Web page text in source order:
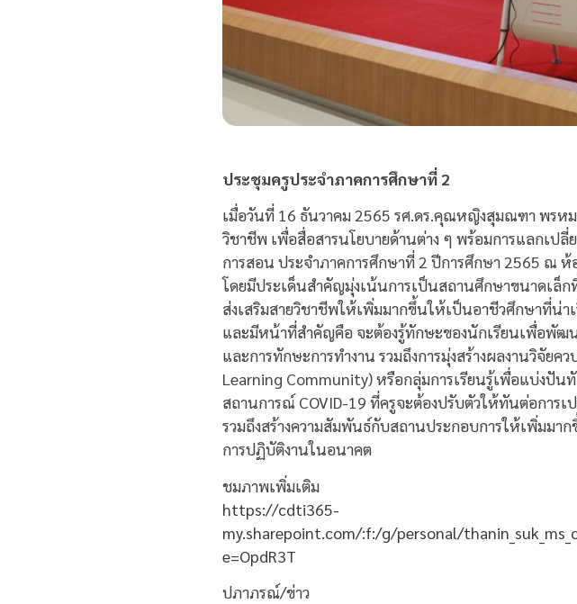
ประชุมครูประจำภาคการศึกษาที่ 2
เมื่อวันที่ 16 ธันวาคม 2565 รศ.ดร.คุณหญิงสุมณฑา พรห
วิชาชีพ เพื่อสื่อสารนโยบายด้านต่าง ๆ พร้อมการแลกเปลี่
การสอน ประจำภาคการศึกษาที่ 2 ปีการศึกษา 2565 ณ
โดยมีประเด็นสำคัญมุ่งเน้นการเป็นสถานศึกษาขนาดเล็
ส่งเสริมสายวิชาชีพให้เพิ่มมากขึ้นให้เป็นอาชีวศึกษาที่น่า
และมีหน้าที่สำคัญคือ จะต้องรู้ทักษะของนักเรียนเพื่อพัฒ
และการทักษะการทำงาน รวมถึงการมุ่งสร้างผลงานวิจัย
Learning Community) หรือกลุ่มการเรียนรู้เพื่อแบ่งปัน
สถานการณ์ COVID-19 ที่ครูจะต้องปรับตัวให้ทันต่อการ
รวมถึงสร้างความสัมพันธ์กับสถานประกอบการให้เพิ่มม
การปฏิบัติงานในอนาคต
ชมภาพเพิ่มเติม
https://cdti365-
my.sharepoint.com/:f:/g/personal/
e=OpdR3T
ปภาภรณ์/ข่าว